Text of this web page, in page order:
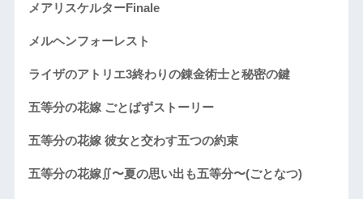
メアリスケルターFinale
メルヘンフォーレスト
ライザのアトリエ3終わりの錬金術士と秘密の鍵
五等分の花嫁 ごとぱずストーリー
五等分の花嫁 彼女と交わす五つの約束
五等分の花嫁∬〜夏の思い出も五等分〜(ごとなつ)